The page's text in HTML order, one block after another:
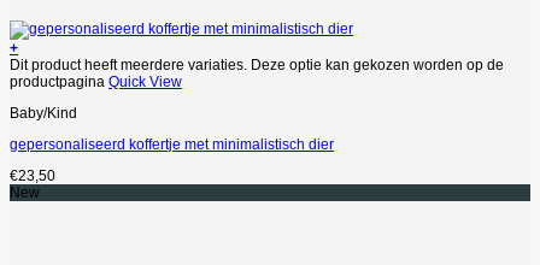
+
Dit product heeft meerdere variaties. Deze optie kan gekozen worden op de
productpagina Quick View
Baby/Kind
gepersonaliseerd koffertje met minimalistisch dier
€23,50
New